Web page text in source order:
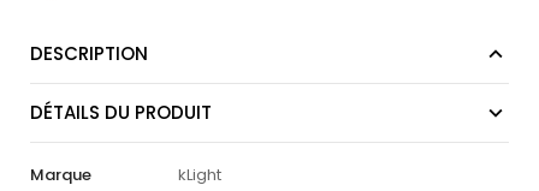
DESCRIPTION
DÉTAILS DU PRODUIT
Marque
kLight